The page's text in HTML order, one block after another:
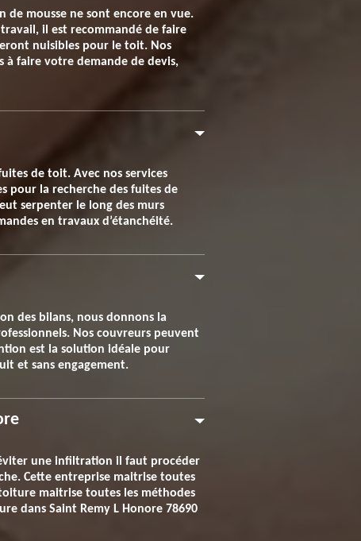
de mousse ne sont encore en vue.
il est recommandé de faire
nuisibles pour le toit. Nos
à faire votre demande de devis,
de toit. Avec nos services
pour la recherche des fuites de
serpenter le long des murs
en travaux d’étanchéité.
des bilans, nous donnons la
Nos couvreurs peuvent
est la solution idéale pour
et sans engagement.
une infiltration il faut procéder
Cette entreprise maitrise toutes
maitrise toutes les méthodes
dans Saint Remy L Honore 78690